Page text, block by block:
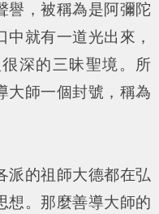
譽，被稱為是阿彌陀
就有一道光出來，
深的三昧聖境。所
大師一個封號，稱為
的祖師大德都在弘
想。那麼善導大師的